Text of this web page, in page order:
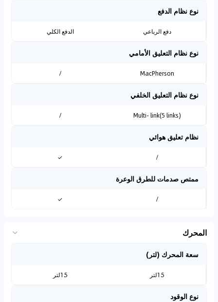
نوع نظام الدفع
دفع الرباعي الدفع الكلي
نوع نظام التعليق الأمامي
MacPherson
/
نوع نظام التعليق الخلفي
Multi- link(5 links)
/
نظام تعليق هوائي
/
✓
ممتص صدمات للطرق الوعرة
/
✓
المحرك
سعة المحرك (لتر)
1.5لتر 1.5لتر
نوع الوقود